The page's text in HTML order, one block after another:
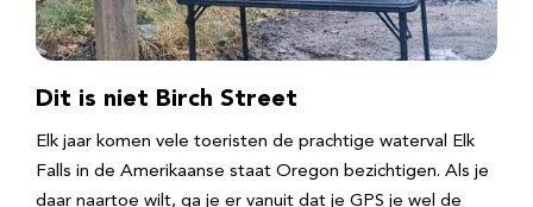
Dit is niet Birch Street
Elk jaar komen vele toeristen de prachtige waterval Elk
Falls in de Amerikaanse staat Oregon bezichtigen. Als je
daar naartoe wilt, ga je er vanuit dat je GPS je wel de